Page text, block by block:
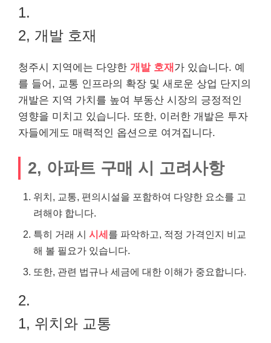
1.
2, 개발 호재
청주시 지역에는 다양한 개발 호재 가 있습니다. 예
를 들어, 교통 인프라의 확장 및 새로운 상업 단지의
개발은 지역 가치를 높여 부동산 시장의 긍정적인
영향을 미치고 있습니다. 또한, 이러한 개발은 투자
자들에게도 매력적인 옵션으로 여겨집니다.
2, 아파트 구매 시 고려사항
위치, 교통, 편의시설을 포함하여 다양한 요소를 고
려해야 합니다.
특히 거래 시 시세를 파악하고, 적정 가격인지 비교
해 볼 필요가 있습니다.
또한, 관련 법규나 세금에 대한 이해가 중요합니다.
2.
1, 위치와 교통